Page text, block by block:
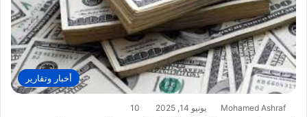
أخبار وتقارير
Mohamed Ashraf يونيو 14, 2025 10